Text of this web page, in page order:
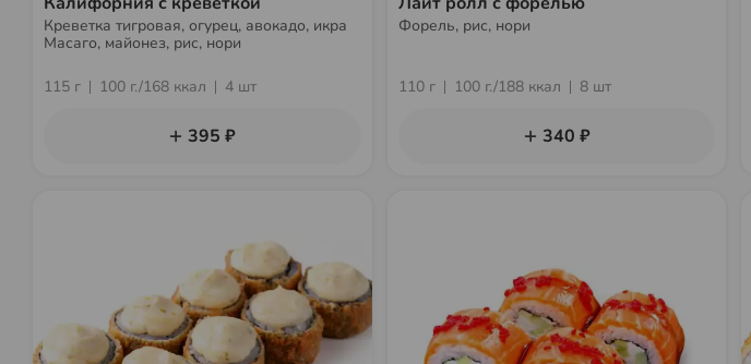
Креветка тигровая, огурец, авокадо, икра
Масаго, майонез, рис, нори
115 г 100 г./168 ккал 4 шт
395 ₽
Форель, рис, нори
110 г 100 г./188 ккал 8 шт
340 ₽